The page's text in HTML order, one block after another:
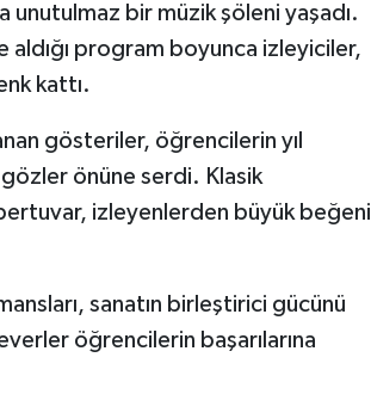
bir müzik şöleni yaşadı.
aldığı program boyunca izleyiciler,
kattı.
gösteriler, öğrencilerin yıl
önüne serdi. Klasik
izleyenlerden büyük beğeni
sanatın birleştirici gücünü
öğrencilerin başarılarına